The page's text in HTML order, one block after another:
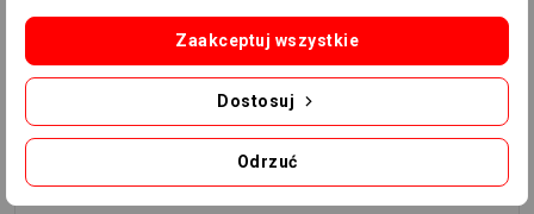
Kod produktu: GW1009
TABELA ROZMIARÓW
Odrzuć
Dostosuj
Zaakceptuj wszystkie